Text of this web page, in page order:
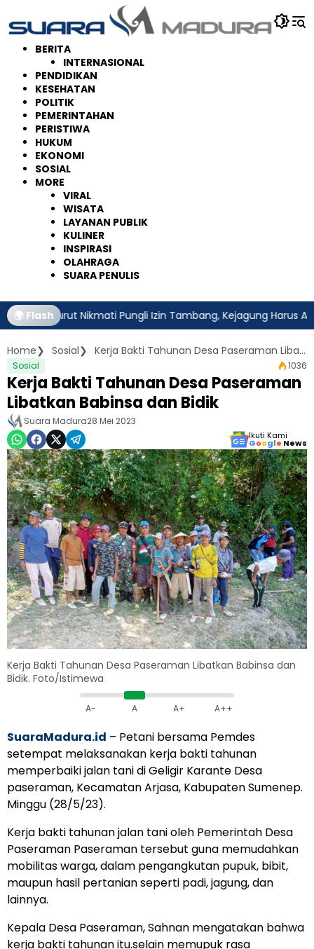
ke
konten
BERITA
INTERNASIONAL
PENDIDIKAN
KESEHATAN
POLITIK
PEMERINTAHAN
PERISTIWA
HUKUM
EKONOMI
SOSIAL
MORE
VIRAL
WISATA
LAYANAN PUBLIK
KULINER
INSPIRASI
OLAHRAGA
SUARA PENULIS
🌍 Flash
Turut Nikmati Pungli Izin Tambang, Kejagung Harus Ambil Alih
Home Sosial Kerja Bakti Tahunan Desa Paseraman Libatkan Babinsa dan Bidik
Sosial 1036
Kerja Bakti Tahunan Desa Paseraman
Libatkan Babinsa dan Bidik
Suara Madura28 Mei 2023
Ikuti Kami
Google News
Kerja Bakti Tahunan Desa Paseraman Libatkan Babinsa dan
Bidik. Foto/Istimewa
A- A A+ A++
SuaraMadura.id – Petani bersama Pemdes
setempat melaksanakan kerja bakti tahunan
memperbaiki jalan tani di Geligir Karante Desa
paseraman, Kecamatan Arjasa, Kabupaten Sumenep.
Minggu (28/5/23).
Kerja bakti tahunan jalan tani oleh Pemerintah Desa
Paseraman Paseraman tersebut guna memudahkan
mobilitas warga, dalam pengangkutan pupuk, bibit,
maupun hasil pertanian seperti padi, jagung, dan
lainnya.
Kepala Desa Paseraman, Sahnan mengatakan bahwa
kerja bakti tahunan itu.selain memupuk rasa